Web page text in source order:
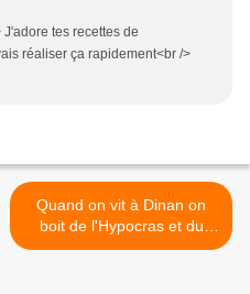
tes recettes de
réaliser ça rapidement<br />
Quand on vit à Dinan on
boit de l'Hypocras et du
Moretum ! >